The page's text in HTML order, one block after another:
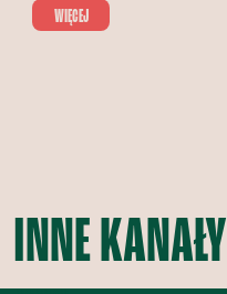
WIĘCEJ
INNE KANAŁY